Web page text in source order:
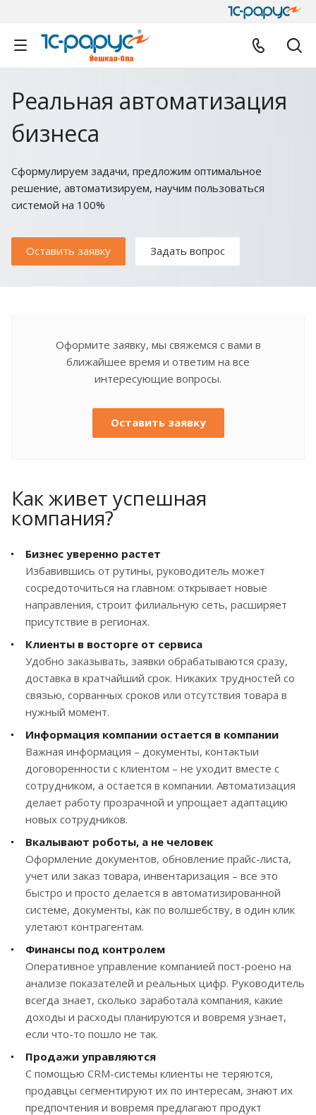
Реальная автоматизация
бизнеса
Cформулируем задачи, предложим оптимальное
решение, автоматизируем, научим пользоваться
системой на 100%
Оставить заявку Задать вопрос
Оформите заявку, мы свяжемся с вами в
ближайшее время и ответим на все
интересующие вопросы.
Оставить заявку
Как живет успешная
компания?
Бизнес уверенно растет
Избавившись от рутины, руководитель может
сосредоточиться на главном: открывает новые
направления, строит филиальную сеть, расширяет
присутствие в регионах.
Клиенты в восторге от сервиса
Удобно заказывать, заявки обрабатываются сразу,
доставка в кратчайший срок. Никаких трудностей со
связью, сорванных сроков или отсутствия товара в
нужный момент.
Информация компании остается в компании
Важная информация – документы, контактыи
договоренности с клиентом – не уходит вместе с
сотрудником, а остается в компании. Автоматизация
делает работу прозрачной и упрощает адаптацию
новых сотрудников.
Вкалывают роботы, а не человек
Оформление документов, обновление прайс-листа,
учет или заказ товара, инвентаризация – все это
быстро и просто делается в автоматизированной
системе, документы, как по волшебству, в один клик
улетают контрагентам.
Финансы под контролем
Оперативное управление компанией пост-роено на
анализе показателей и реальных цифр. Руководитель
всегда знает, сколько заработала компания, какие
доходы и расходы планируются и вовремя узнает,
если что-то пошло не так.
Продажи управляются
С помощью CRM-системы клиенты не теряются,
продавцы сегментируют их по интересам, знают их
предпочтения и вовремя предлагают продукт